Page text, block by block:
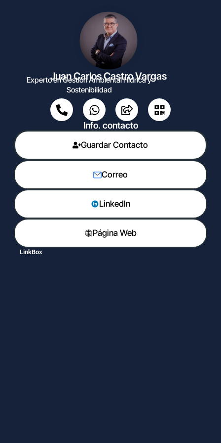
Juan Carlos Castro Vargas
Experto en Gestión Ambiental Hídrica y
Sostenibilidad
Info. contacto
Guardar Contacto
Correo
LinkedIn
Página Web
LinkBox